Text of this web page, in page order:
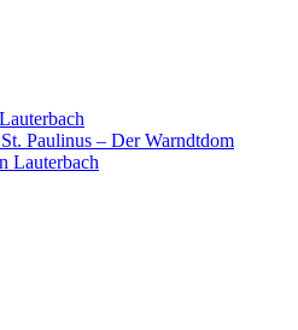
Paulinus – Der Warndtdom
Lauterbach